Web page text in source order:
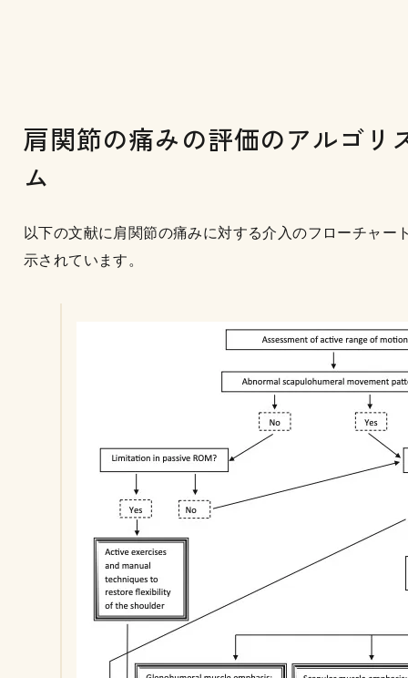
肩関節の痛みの評価のアルゴリ
ム
以下の文献に肩関節の痛みに対する介入のフローチャー
示されています。